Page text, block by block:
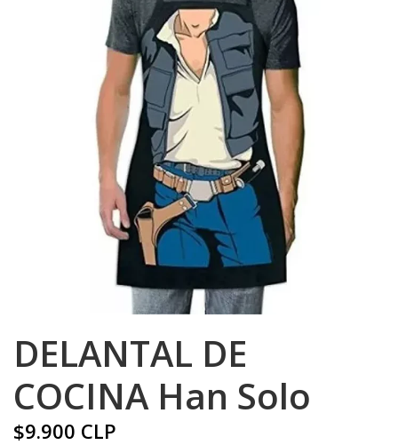
DELANTAL DE
COCINA Han Solo
$9.900 CLP